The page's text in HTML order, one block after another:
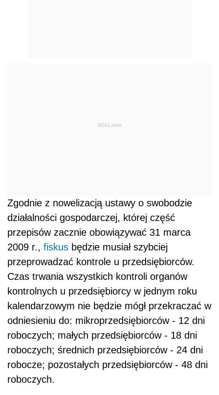
REKLAMA
Zgodnie z nowelizacją ustawy o swobodzie
działalności gospodarczej, której część
przepisów zacznie obowiązywać 31 marca
2009 r., fiskus będzie musiał szybciej
przeprowadzać kontrole u przedsiębiorców.
Czas trwania wszystkich kontroli organów
kontrolnych u przedsiębiorcy w jednym roku
kalendarzowym nie będzie mógł przekraczać w
odniesieniu do: mikroprzedsiębiorców - 12 dni
roboczych; małych przedsiębiorców - 18 dni
roboczych; średnich przedsiębiorców - 24 dni
robocze; pozostałych przedsiębiorców - 48 dni
roboczych.